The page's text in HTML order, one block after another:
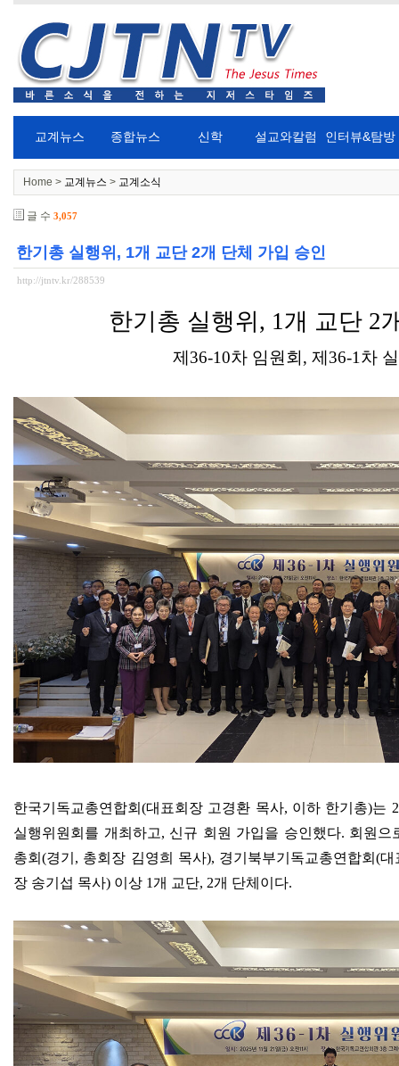
교계뉴스 종합뉴스 신학 설교와칼럼 인터뷰&탐방
Home > 교계뉴스 > 교계소식
글 수 3,057
한기총 실행위, 1개 교단 2개 단체 가입 승인
http://jtntv.kr/288539
한기총 실행위 , 1개 교단 2
제 36-10차 임원회 , 제 36-1 차
한국기독교총연합회 (대표회장 고경환 목사, 이하 한기총)는
실행위원회를 개최하고, 신규 회원 가입을 승인했다. 회원으
총회 (경기 , 총회장 김영희 목사), 경기북부기독교총연합회(대
장 송기섭 목사) 이상 1개 교단, 2개 단체이다.